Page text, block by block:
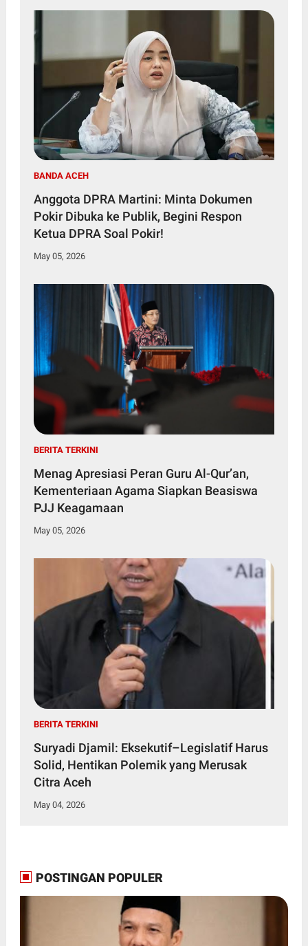
BANDA ACEH
Anggota DPRA Martini: Minta Dokumen
Pokir Dibuka ke Publik, Begini Respon
Ketua DPRA Soal Pokir!
May 05, 2026
BERITA TERKINI
Menag Apresiasi Peran Guru Al-Qur’an,
Kementeriaan Agama Siapkan Beasiswa
PJJ Keagamaan
May 05, 2026
BERITA TERKINI
Suryadi Djamil: Eksekutif–Legislatif Harus
Solid, Hentikan Polemik yang Merusak
Citra Aceh
May 04, 2026
POSTINGAN POPULER